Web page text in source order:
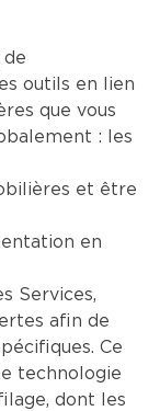
de
outils en lien
que vous
: les
et être
en
Services,
afin de
Ce
technologie
dont les